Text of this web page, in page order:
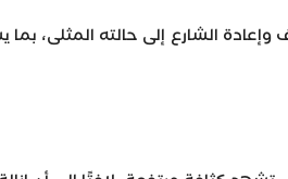
وإعادة الشارع إلى حالته المثلى،